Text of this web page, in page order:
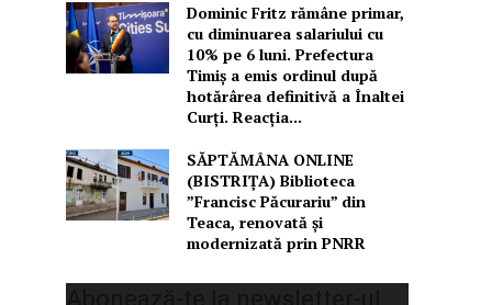
Dominic Fritz rămâne primar,
cu diminuarea salariului cu
10% pe 6 luni. Prefectura
Timiș a emis ordinul după
hotărârea definitivă a Înaltei
Curți. Reacția...
SĂPTĂMÂNA ONLINE
(BISTRIȚA) Biblioteca
”Francisc Păcurariu” din
Teaca, renovată și
modernizată prin PNRR